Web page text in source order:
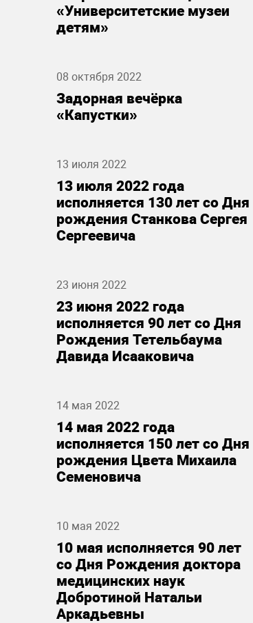
«Университетские музеи
детям»
08 октября 2022
Задорная вечёрка
«Капустки»
13 июля 2022
13 июля 2022 года
исполняется 130 лет со Дня
рождения Станкова Сергея
Сергеевича
23 июня 2022
23 июня 2022 года
исполняется 90 лет со Дня
Рождения Тетельбаума
Давида Исааковича
14 мая 2022
14 мая 2022 года
исполняется 150 лет со Дня
рождения Цвета Михаила
Семеновича
10 мая 2022
10 мая исполняется 90 лет
со Дня Рождения доктора
медицинских наук
Добротиной Натальи
Аркадьевны